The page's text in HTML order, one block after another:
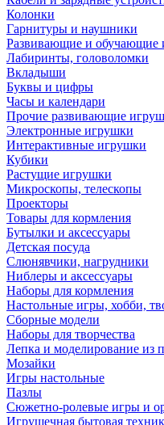
Колонки
Гарнитуры и наушники
Развивающие и обучающие
Лабиринты, головоломки
Вкладыши
Буквы и цифры
Часы и календари
Прочие развивающие
Электронные игрушки
Интерактивные игрушки
Кубики
Растущие игрушки
Микроскопы, телескопы
Проекторы
Товары для кормления
Бутылки и аксессуары
Детская посуда
Слюнявчики, нагрудники
Ниблеры и аксессуары
Наборы для кормления
Настольные игры, хобби,
Сборные модели
Наборы для творчества
Лепка и моделирование из
Мозайки
Игры настольные
Пазлы
Сюжетно-ролевые игры и
Игрушечная бытовая